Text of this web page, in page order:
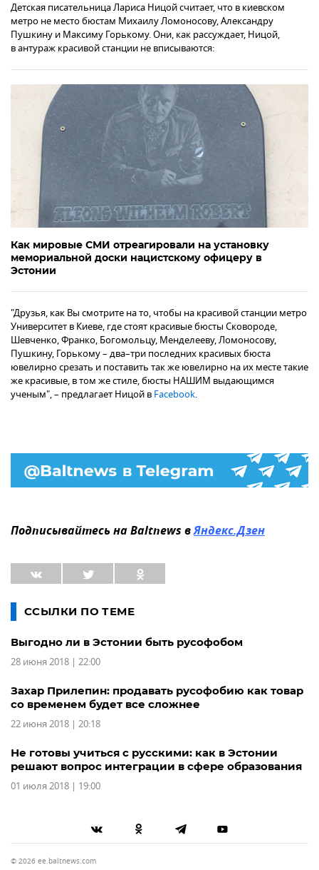
Детская писательница Лариса Ницой считает, что в киевском
метро не место бюстам Михаилу Ломоносову, Александру
Пушкину и Максиму Горькому. Они, как рассуждает, Ницой,
в антураж красивой станции не вписываются:
Как мировые СМИ отреагировали на установку
мемориальной доски нацистскому офицеру в
Эстонии
"Друзья, как Вы смотрите на то, чтобы на красивой станции метро
Университет в Киеве, где стоят красивые бюсты Сковороде,
Шевченко, Франко, Богомольцу, Менделееву, Ломоносову,
Пушкину, Горькому – два–три последних красивых бюста
ювелирно срезать и поставить так же ювелирно на их месте такие
же красивые, в том же стиле, бюсты НАШИМ выдающимся
ученым", – предлагает Ницой в Facebook.
Подписывайтесь на Baltnews вЯндекс.Дзен
ССЫЛКИ ПО ТЕМЕ
Выгодно ли в Эстонии быть русофобом
28 июня 2018 | 22:00
Захар Прилепин: продавать русофобию как товар
со временем будет все сложнее
22 июня 2018 | 20:18
Не готовы учиться с русскими: как в Эстонии
решают вопрос интеграции в сфере образования
01 июля 2018 | 19:00
© 2026 ee.baltnews.com